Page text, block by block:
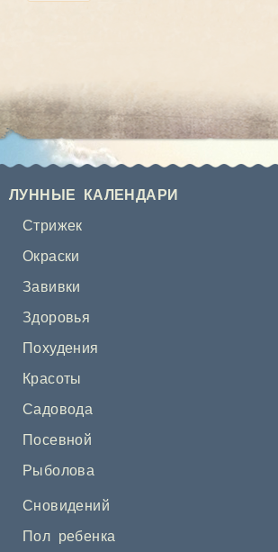
ЛУННЫЕ КАЛЕНДАРИ
Стрижек
Окраски
Завивки
Здоровья
Похудения
Красоты
Садовода
Посевной
Рыболова
Сновидений
Пол ребенка